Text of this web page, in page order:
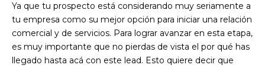
Ya que tu prospecto está considerando muy seriamente a
tu empresa como su mejor opción para iniciar una relación
comercial y de servicios. Para lograr avanzar en esta etapa,
es muy importante que no pierdas de vista el por qué has
llegado hasta acá con este lead. Esto quiere decir que